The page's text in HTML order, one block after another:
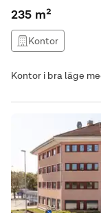
235 m²
Kontor
Kontor i bra läge